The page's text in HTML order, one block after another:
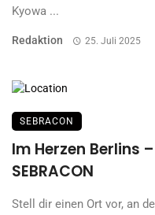
Kyowa ...
Redaktion 25. Juli 2025
SEBRACON
Im Herzen Berlins
SEBRACON
Stell dir einen Ort vor, an